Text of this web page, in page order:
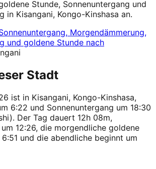
Stunde, Sonnenuntergang und
in Kisangani, Kongo-Kinshasa an.
Morgendämmerung,
und goldene Stunde nach
Stadt
ist in Kisangani, Kongo-Kinshasa,
6:22 und Sonnenuntergang um 18:30
Der Tag dauert 12h 08m,
12:26, die morgendliche goldene
und die abendliche beginnt um